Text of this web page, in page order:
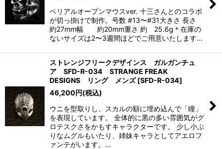
ベリアルオープンマウスver. 十三さんとのコラボ
が切っ掛けで制作。号数 #13〜#31大きさ 長さ
約27mm幅 約20mm重さ 約 25.6g＊在庫の
ないサイズは2〜3週間ほどでご用意いたします…
ストレンジフリークデザインス ガルガンチュ
ア SFD-R-034 STRANGE FREAK
DESIGNS リング メンズ [SFD-R-034]
46,200円(税込)
ウニを型取りし、スカルの額に埋め込んで「瞳」
を表現しています。 全体的に黒の多い雰囲気がグ
ロテスクさをかもすキャラクターです。 少し小ぶ
りなムグルもいたり、姉妹キャラとしてアエロフ
ァンテがいます。…